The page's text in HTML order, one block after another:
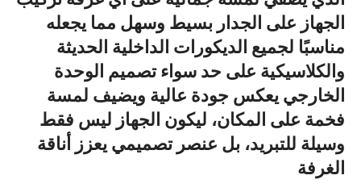
الجهاز على الجدار بسيط وسهل مما يجعله
مناسبًا لجميع الديكورات الداخلية الحديثة
والكلاسيكية على حد سواء تصميم الوحدة
الخارجي يعكس جودة عالية ويضيف لمسة
فخمة على المكان، ليكون الجهاز ليس فقط
وسيلة للتبريد، بل عنصر تصميمي يعزز أناقة
الغرفة